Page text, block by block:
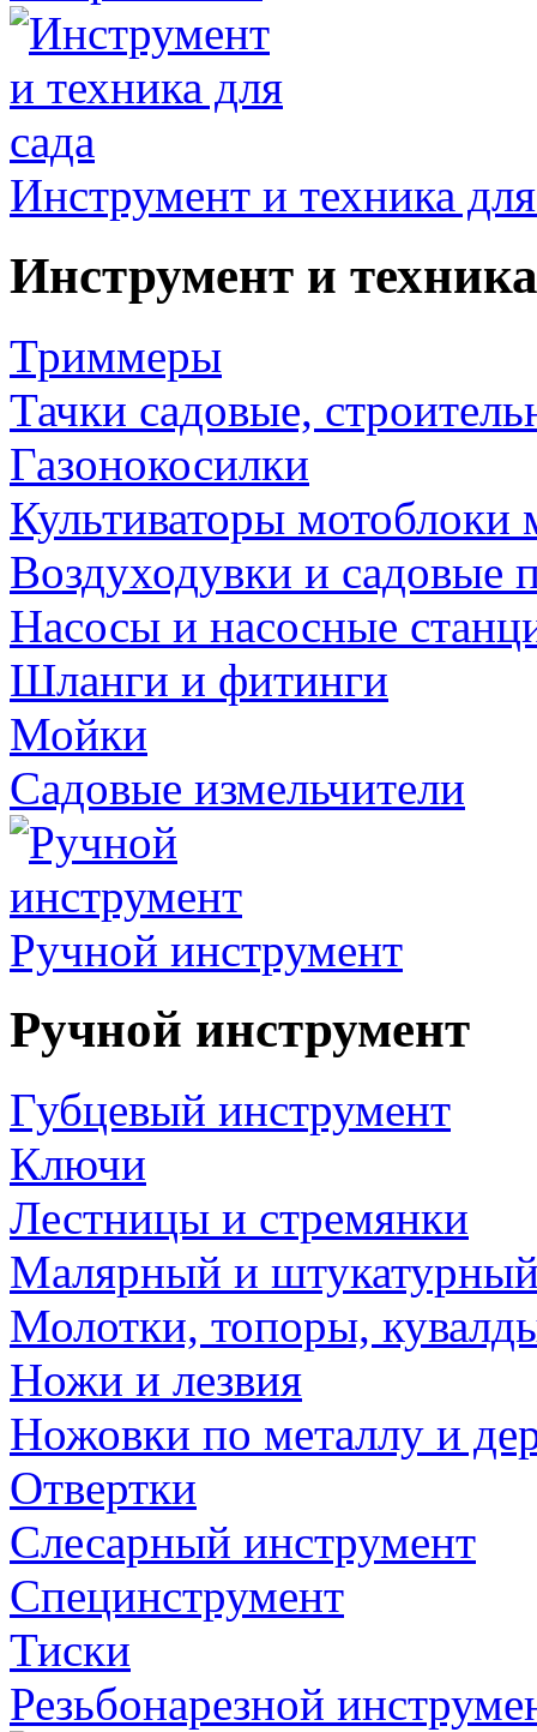
Инструмент и техника
Инструмент и
Триммеры
Тачки садовые,
Газонокосилки
Культиваторы мотоблоки
Воздуходувки и садовые
Насосы и насосные
Шланги и фитинги
Мойки
Садовые измельчители
Ручной инструмент
Ручной инструмент
Губцевый инструмент
Ключи
Лестницы и стремянки
Малярный и
Молотки, топоры,
Ножи и лезвия
Ножовки по металлу и
Отвертки
Слесарный инструмент
Специнструмент
Тиски
Резьбонарезной